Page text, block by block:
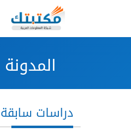
المدونة
دراسات سابقة